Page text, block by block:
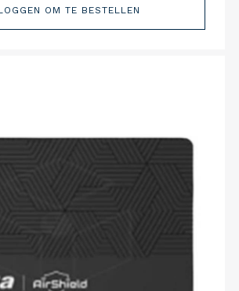
OM TE BESTELLEN